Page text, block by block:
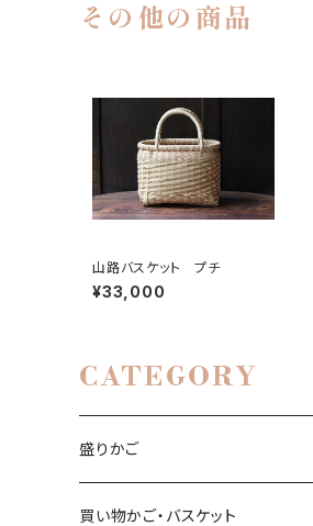
その他の商品
山路バスケット プチ
¥33,000
CATEGORY
盛りかご
亀甲編み
買い物かご・バスケット